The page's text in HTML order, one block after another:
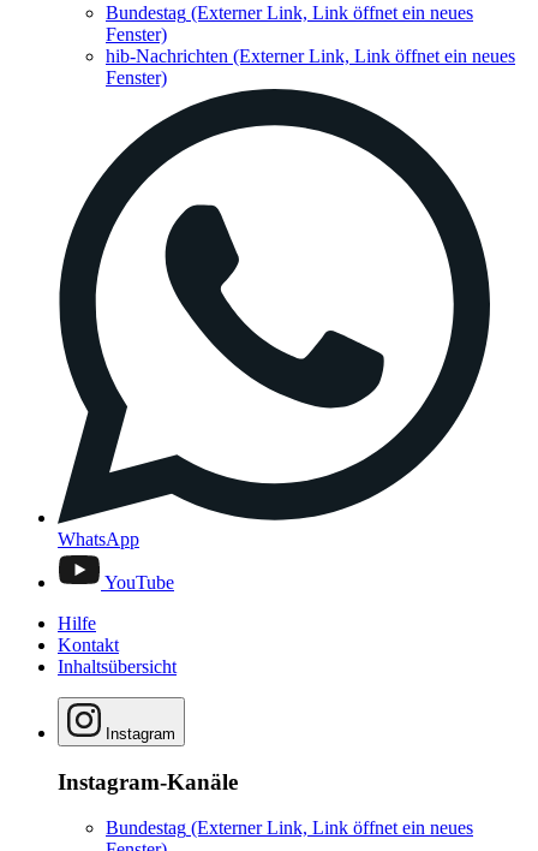
Bundestag (Externer Link, Link öffnet ein neues
Fenster)
hib-Nachrichten (Externer Link, Link öffnet ein neues
Fenster)
WhatsApp
YouTube
Hilfe
Kontakt
Inhaltsübersicht
Instagram
Instagram-Kanäle
Bundestag (Externer Link, Link öffnet ein neues